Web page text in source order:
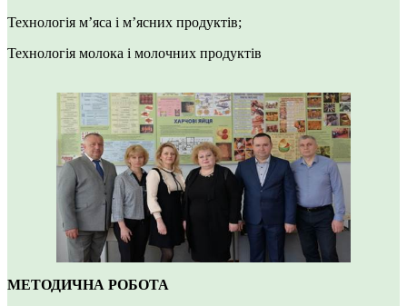
Технологія м’яса і м’ясних продуктів;
Технологія молока і молочних продуктів
МЕТОДИЧНА РОБОТА